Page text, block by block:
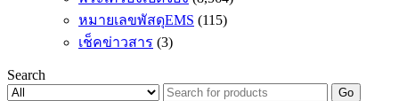
หมายเลขพัสดุEMS (115)
เช็คข่าวสาร (3)
Search
Go